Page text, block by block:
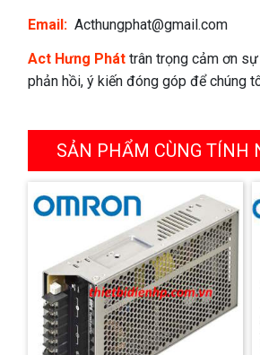
Email: Acthungphat@gmail.com
Act Hưng Phát trân trọng cảm ơn
phản hồi, ý kiến đóng góp để chúng
SẢN PHẨM CÙNG TÍNH